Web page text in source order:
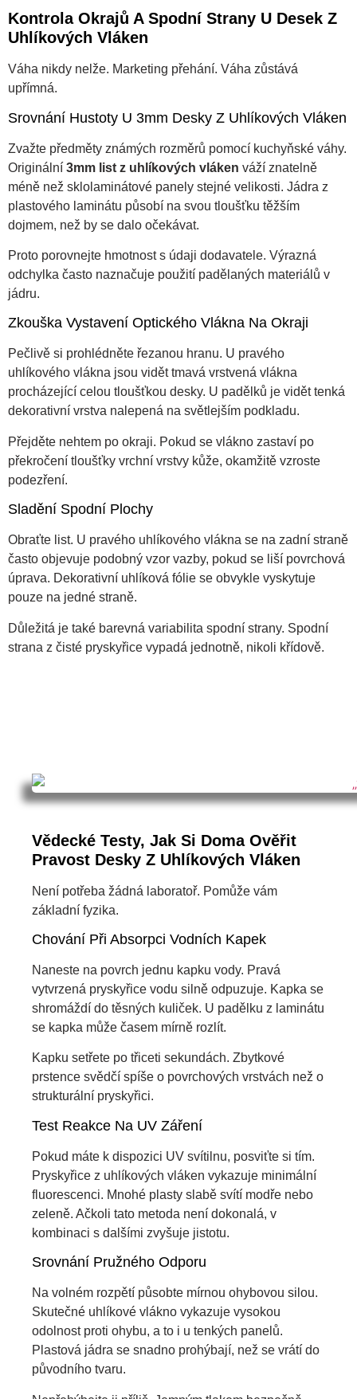
Kontrola Okrajů A Spodní Strany U Desek Z
Uhlíkových Vláken
Váha nikdy nelže. Marketing přehání. Váha zůstává
upřímná.
Srovnání Hustoty U 3mm Desky Z Uhlíkových Vláken
Zvažte předměty známých rozměrů pomocí kuchyňské váhy.
Originální 3mm list z uhlíkových vláken váží znatelně
méně než sklolaminátové panely stejné velikosti. Jádra z
plastového laminátu působí na svou tloušťku těžším
dojmem, než by se dalo očekávat.
Proto porovnejte hmotnost s údaji dodavatele. Výrazná
odchylka často naznačuje použití padělaných materiálů v
jádru.
Zkouška Vystavení Optického Vlákna Na Okraji
Pečlivě si prohlédněte řezanou hranu. U pravého
uhlíkového vlákna jsou vidět tmavá vrstvená vlákna
procházející celou tloušťkou desky. U padělků je vidět tenká
dekorativní vrstva nalepená na světlejším podkladu.
Přejděte nehtem po okraji. Pokud se vlákno zastaví po
překročení tloušťky vrchní vrstvy kůže, okamžitě vzroste
podezření.
Sladění Spodní Plochy
Obraťte list. U pravého uhlíkového vlákna se na zadní straně
často objevuje podobný vzor vazby, pokud se liší povrchová
úprava. Dekorativní uhlíková fólie se obvykle vyskytuje
pouze na jedné straně.
Důležitá je také barevná variabilita spodní strany. Spodní
strana z čisté pryskyřice vypadá jednotně, nikoli křídově.
Vědecké Testy, Jak Si Doma Ověřit
Pravost Desky Z Uhlíkových Vláken
Není potřeba žádná laboratoř. Pomůže vám
základní fyzika.
Chování Při Absorpci Vodních Kapek
Naneste na povrch jednu kapku vody. Pravá
vytvrzená pryskyřice vodu silně odpuzuje. Kapka se
shromáždí do těsných kuliček. U padělku z laminátu
se kapka může časem mírně rozlít.
Kapku setřete po třiceti sekundách. Zbytkové
prstence svědčí spíše o povrchových vrstvách než o
strukturální pryskyřici.
Test Reakce Na UV Záření
Pokud máte k dispozici UV svítilnu, posviťte si tím.
Pryskyřice z uhlíkových vláken vykazuje minimální
fluorescenci. Mnohé plasty slabě svítí modře nebo
zeleně. Ačkoli tato metoda není dokonalá, v
kombinaci s dalšími zvyšuje jistotu.
Srovnání Pružného Odporu
Na volném rozpětí působte mírnou ohybovou silou.
Skutečné uhlíkové vlákno vykazuje vysokou
odolnost proti ohybu, a to i u tenkých panelů.
Plastová jádra se snadno prohýbají, než se vrátí do
původního tvaru.